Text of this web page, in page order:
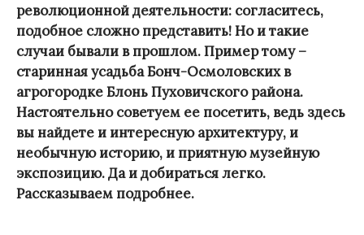
революционной деятельности: согласитесь,
подобное сложно представить! Но и такие
случаи бывали в прошлом. Пример тому –
старинная усадьба Бонч-Осмоловских в
агрогородке Блонь Пуховичского района.
Настоятельно советуем ее посетить, ведь здесь
вы найдете и интересную архитектуру, и
необычную историю, и приятную музейную
экспозицию. Да и добираться легко.
Рассказываем подробнее.